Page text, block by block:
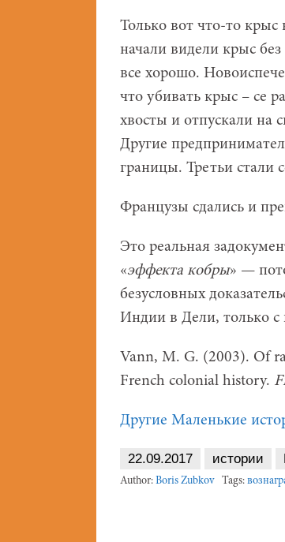
Только вот что-то
начали видели крыс
все хорошо.
что убивать крыс – се
хвосты и отпускали на
Другие
границы. Третьи
Французы сдались и
Это реальная
«эффекта кобры» —
безусловных
Индии в Дели, только с
Vann, M. G. (2003). Of
French colonial history.
Другие Маленькие
22.09.2017 истории
Author: Boris Zubkov Tags: